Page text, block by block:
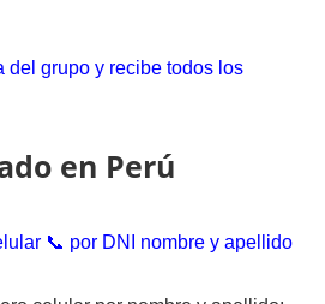
del grupo y recibe todos los
en Perú
📞 por DNI nombre y apellido